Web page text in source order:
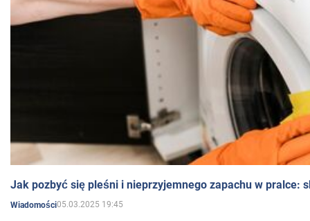
Jak pozbyć się pleśni i nieprzyjemnego zapachu w pralce:
Wiadomości05.03.2025 19:45